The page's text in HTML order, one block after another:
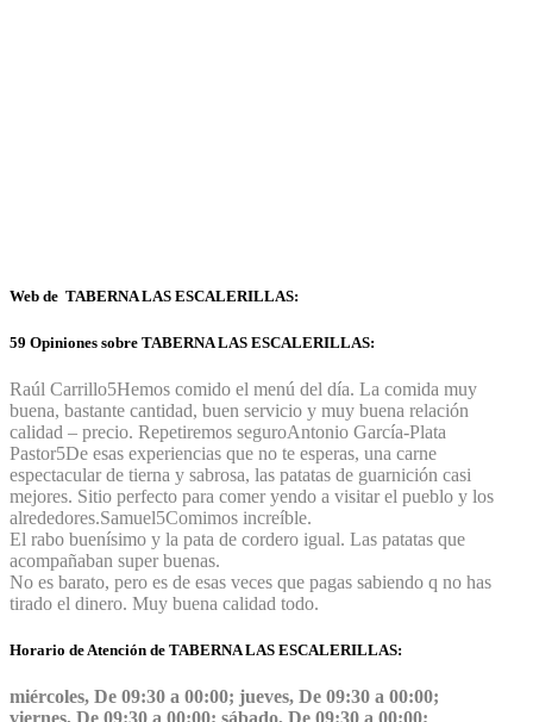
Web de TABERNA LAS ESCALERILLAS:
59 Opiniones sobre TABERNA LAS ESCALERILLAS:
Raúl Carrillo5Hemos comido el menú del día. La comida muy
buena, bastante cantidad, buen servicio y muy buena relación
calidad – precio. Repetiremos seguroAntonio García-Plata
Pastor5De esas experiencias que no te esperas, una carne
espectacular de tierna y sabrosa, las patatas de guarnición casi
mejores. Sitio perfecto para comer yendo a visitar el pueblo y los
alrededores.Samuel5Comimos increíble.
El rabo buenísimo y la pata de cordero igual. Las patatas que
acompañaban super buenas.
No es barato, pero es de esas veces que pagas sabiendo q no has
tirado el dinero. Muy buena calidad todo.
Horario de Atención de TABERNA LAS ESCALERILLAS:
miércoles, De 09:30 a 00:00; jueves, De 09:30 a 00:00;